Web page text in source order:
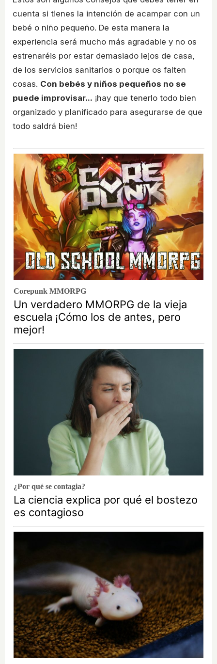
cuenta si tienes la intención de acampar con un
bebé o niño pequeño. De esta manera la
experiencia será mucho más agradable y no os
estrenaréis por estar demasiado lejos de casa,
de los servicios sanitarios o porque os falten
cosas. Con bebés y niños pequeños no se
puede improvisar... ¡hay que tenerlo todo bien
organizado y planificado para asegurarse de que
todo saldrá bien!
Corepunk MMORPG
Un verdadero MMORPG de la vieja
escuela ¡Cómo los de antes, pero
mejor!
¿Por qué se contagia?
La ciencia explica por qué el bostezo
es contagioso